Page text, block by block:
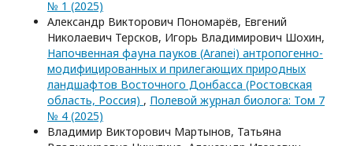
№ 1 (2025)
Александр Викторович Пономарёв, Евгений
Николаевич Терсков, Игорь Владимирович Шохин,
Напочвенная фауна пауков (Aranei) антропогенно-
модифицированных и прилегающих природных
ландшафтов Восточного Донбасса (Ростовская
область, Россия) , Полевой журнал биолога: Том 7
№ 4 (2025)
Владимир Викторович Мартынов, Татьяна